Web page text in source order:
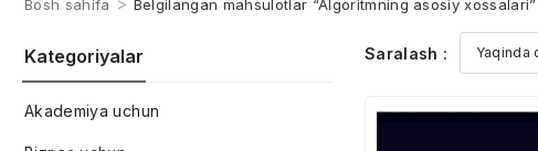
Bosh sahifa Belgilangan mahsulotlar “Algoritmning asosiy xossalari”
Kategoriyalar
Akademiya uchun
Saralash :